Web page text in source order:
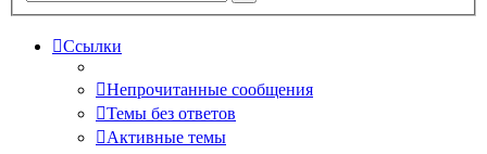
Ссылки
Непрочитанные сообщения
Темы без ответов
Активные темы